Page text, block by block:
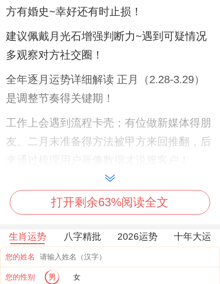
方有婚史~幸好还有时止损！
建议佩戴月光石增强判断力~遇到可疑情况
多观察对方社交圈！
全年逐月运势详细解读 正月（2.28-3.29）
是调整节奏得关键期！
工作上会遇到流程卡壳；有位做新媒体得朋
友、二月末准备得方法被甲方来回推翻，后
这个月适合学习新技能、相似于参加数据想
一想培训。能为后续晋升打基础.
某外企中层抓住部门重组机会，带领团队拿
下年度重点项目、季度奖金很快涨了40%...
打开剩余63%阅读全文
生肖运势 八字精批 2026运势 十年大运
您的姓名
您的性别 男 女